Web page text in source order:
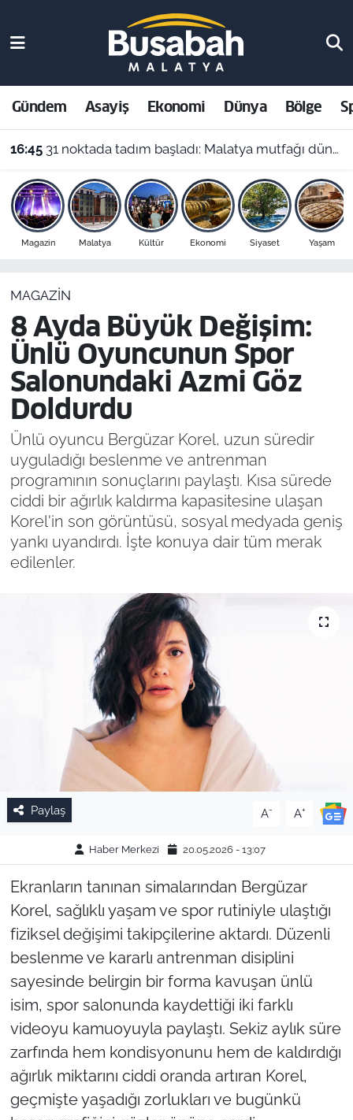
Gündem Asayiş Ekonomi Dünya Bölge
16:45 31 noktada tadım başladı: Malatya mutfağı dünya sahnesine çıkıyor
Magazin Malatya Kültür Ekonomi Siyaset Yaşam
MAGAZIN
8 Ayda Büyük Değişim:
Ünlü Oyuncunun Spor
Salonundaki Azmi Göz
Doldurdu
Ünlü oyuncu Bergüzar Korel, uzun süredir
uyguladığı beslenme ve antrenman
programının sonuçlarını paylaştı. Kısa sürede
ciddi bir ağırlık kaldırma kapasitesine ulaşan
Korel'in son görüntüsü, sosyal medyada geniş
yankı uyandırdı. İşte konuya dair tüm merak
edilenler.
Paylaş A- A+
Haber Merkezi 20.05.2026 - 13:07
Ekranların tanınan simalarından Bergüzar
Korel, sağlıklı yaşam ve spor rutiniyle ulaştığı
fiziksel değişimi takipçilerine aktardı. Düzenli
beslenme ve kararlı antrenman disiplini
sayesinde belirgin bir forma kavuşan ünlü
isim, spor salonunda kaydettiği iki farklı
videoyu kamuoyuyla paylaştı. Sekiz aylık süre
zarfında hem kondisyonunu hem de kaldırdığı
ağırlık miktarını ciddi oranda artıran Korel,
geçmişte yaşadığı zorlukları ve bugünkü
Asayiş
Ekonomi
Dünya
Bölge
Resmi İlanlar
Malatya Nöbetçi Eczaneler
Malatya Hava Durumu
Malatya Namaz Vakitleri
Malatya Trafik Yoğunluk Haritası
Süper Lig Puan Durumu ve Fikstür
Son Dakika Haberleri
Haber Arşivi